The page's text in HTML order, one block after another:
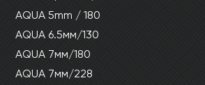
AQUA 5mm / 180
AQUA 6.5мм/130
AQUA 7мм/180
AQUA 7мм/228